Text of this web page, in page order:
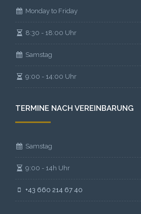
Monday to Friday
8:30 - 18:00 Uhr
Samstag
9:00 - 14:00 Uhr
TERMINE NACH VEREINBARUNG
Samstag
9:00 - 14h Uhr
+43 660 214 67 40